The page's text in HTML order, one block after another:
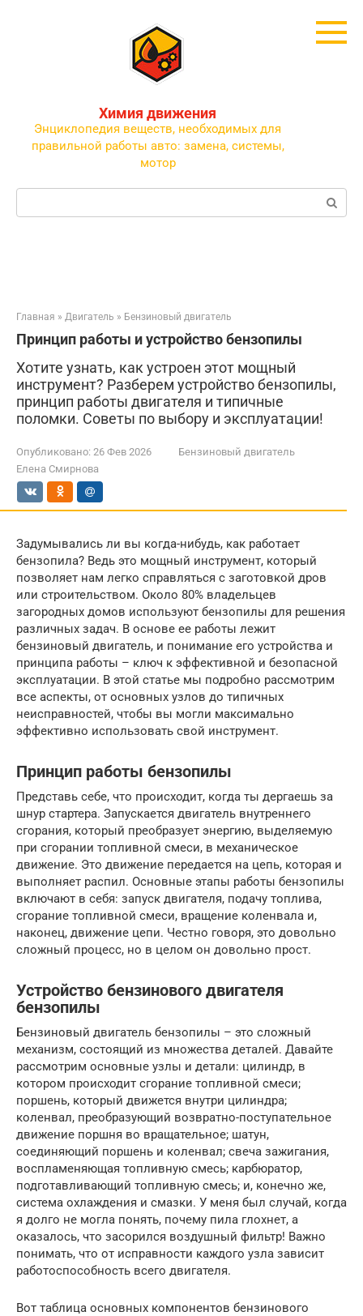
Химия движения
Энциклопедия веществ, необходимых для
правильной работы авто: замена, системы,
мотор
Поиск:
Главная » Двигатель » Бензиновый двигатель
Принцип работы и устройство бензопилы
Хотите узнать, как устроен этот мощный
инструмент? Разберем устройство бензопилы,
принцип работы двигателя и типичные
поломки. Советы по выбору и эксплуатации!
Опубликовано: 26 Фев 2026
Бензиновый двигатель
Елена Смирнова
Задумывались ли вы когда-нибудь, как работает
бензопила? Ведь это мощный инструмент, который
позволяет нам легко справляться с заготовкой дров
или строительством. Около 80% владельцев
загородных домов используют бензопилы для решения
различных задач. В основе ее работы лежит
бензиновый двигатель, и понимание его устройства и
принципа работы – ключ к эффективной и безопасной
эксплуатации. В этой статье мы подробно рассмотрим
все аспекты, от основных узлов до типичных
неисправностей, чтобы вы могли максимально
эффективно использовать свой инструмент.
Принцип работы бензопилы
Представь себе, что происходит, когда ты дергаешь за
шнур стартера. Запускается двигатель внутреннего
сгорания, который преобразует энергию, выделяемую
при сгорании топливной смеси, в механическое
движение. Это движение передается на цепь, которая и
выполняет распил. Основные этапы работы бензопилы
включают в себя: запуск двигателя, подачу топлива,
сгорание топливной смеси, вращение коленвала и,
наконец, движение цепи. Честно говоря, это довольно
сложный процесс, но в целом он довольно прост.
Устройство бензинового двигателя
бензопилы
Бензиновый двигатель бензопилы – это сложный
механизм, состоящий из множества деталей. Давайте
рассмотрим основные узлы и детали: цилиндр, в
котором происходит сгорание топливной смеси;
поршень, который движется внутри цилиндра;
коленвал, преобразующий возвратно-поступательное
движение поршня во вращательное; шатун,
соединяющий поршень и коленвал; свеча зажигания,
воспламеняющая топливную смесь; карбюратор,
подготавливающий топливную смесь; и, конечно же,
система охлаждения и смазки. У меня был случай, когда
я долго не могла понять, почему пила глохнет, а
оказалось, что засорился воздушный фильтр! Важно
понимать, что от исправности каждого узла зависит
работоспособность всего двигателя.
Вот таблица основных компонентов бензинового